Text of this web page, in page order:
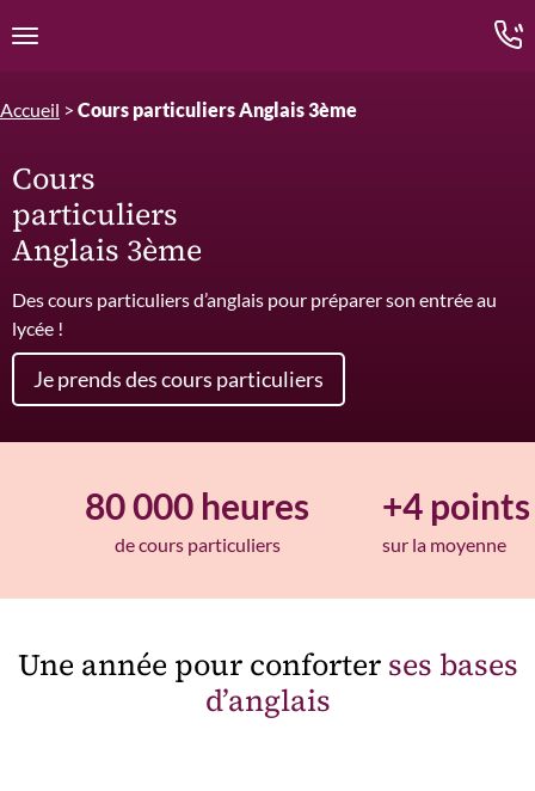
Ouvrir la navigation
Accueil > Cours particuliers Anglais 3ème
Cours
particuliers
Anglais 3ème
Des cours particuliers d’anglais pour préparer son entrée au
lycée !
Je prends des cours particuliers
80 000 heures
de cours particuliers
+4 points
sur la moyenne
Une année pour conforter ses bases
d’anglais